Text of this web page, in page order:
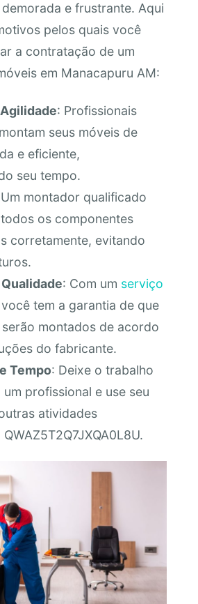
e frustrante. Aqui
pelos quais você
a contratação de um
em Manacapuru AM:
: Profissionais
seus móveis de
e eficiente,
seu tempo.
montador qualificado
os componentes
corretamente, evitando
: Com um serviço
você tem a garantia de que
serão montados de acordo
do fabricante.
Tempo: Deixe o trabalho
profissional e use seu
atividades